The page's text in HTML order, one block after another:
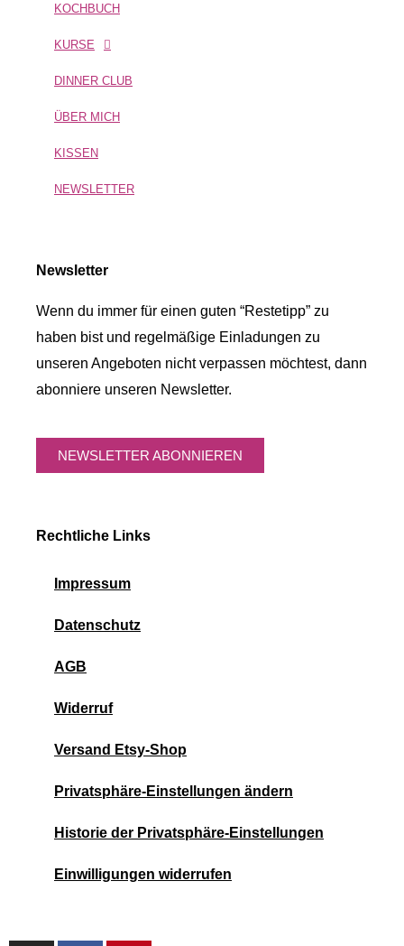
KOCHBUCH
KURSE
DINNER CLUB
ÜBER MICH
KISSEN
NEWSLETTER
Newsletter
Wenn du immer für einen guten “Restetipp” zu
haben bist und regelmäßige Einladungen zu
unseren Angeboten nicht verpassen möchtest, dann
abonniere unseren Newsletter.
NEWSLETTER ABONNIEREN
Rechtliche Links
Impressum
Datenschutz
AGB
Widerruf
Versand Etsy-Shop
Privatsphäre-Einstellungen ändern
Historie der Privatsphäre-Einstellungen
Einwilligungen widerrufen